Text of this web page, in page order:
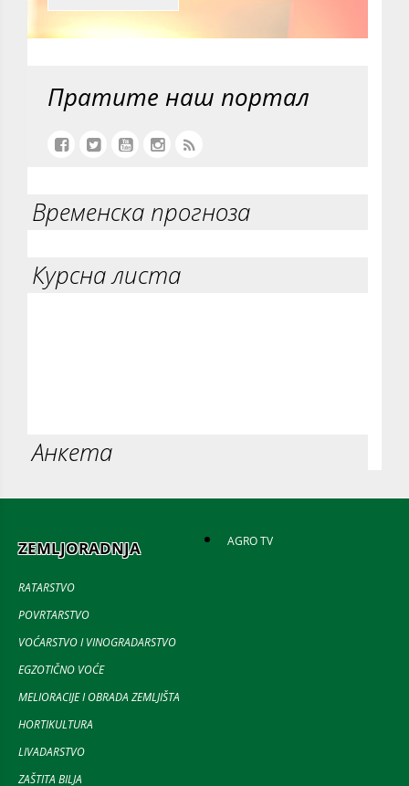
Пратите наш портал
Временска прогноза
Курсна листа
Анкета
ZEMLJORADNJA
RATARSTVO
POVRTARSTVO
VOĆARSTVO I VINOGRADARSTVO
EGZOTIČNO VOĆE
MELIORACIJE I OBRADA ZEMLJIŠTA
HORTIKULTURA
LIVADARSTVO
ZAŠTITA BILJA
AGRO TV